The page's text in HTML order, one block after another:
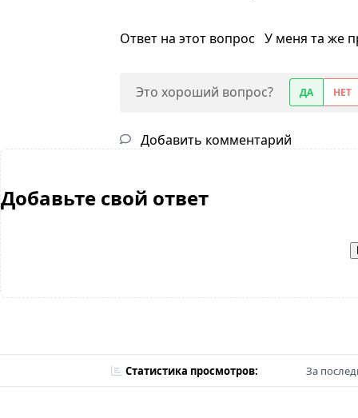
Ответ на этот вопрос У меня та же
Это хороший вопрос? ДА НЕТ
Добавить комментарий
Добавьте свой ответ
Статистика просмотров: За